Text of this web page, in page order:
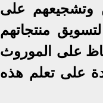
وتشجيعهم على
منتجاتهم
على الموروث
على تعلم هذه